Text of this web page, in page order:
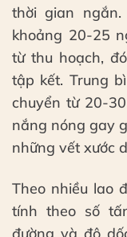
thời gian
khoảng 20-25
từ thu hoạch,
tập kết. Trung
chuyển từ 20-
nắng nóng gay
những vết xước
Theo nhiều lao
tính theo số